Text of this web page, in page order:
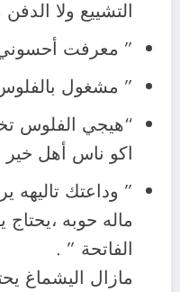
التشييع ولا
” معرفت
” مشغول
“هيجي الفلوس
اكو ناس أهل خير
” وداعتك تاليهه
ماله حوبه
الفاتحة ” .
مازال اليشماغ